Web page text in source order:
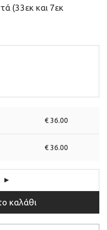
(33εκ και 7εκ
€36.00
€36.00
καλάθι